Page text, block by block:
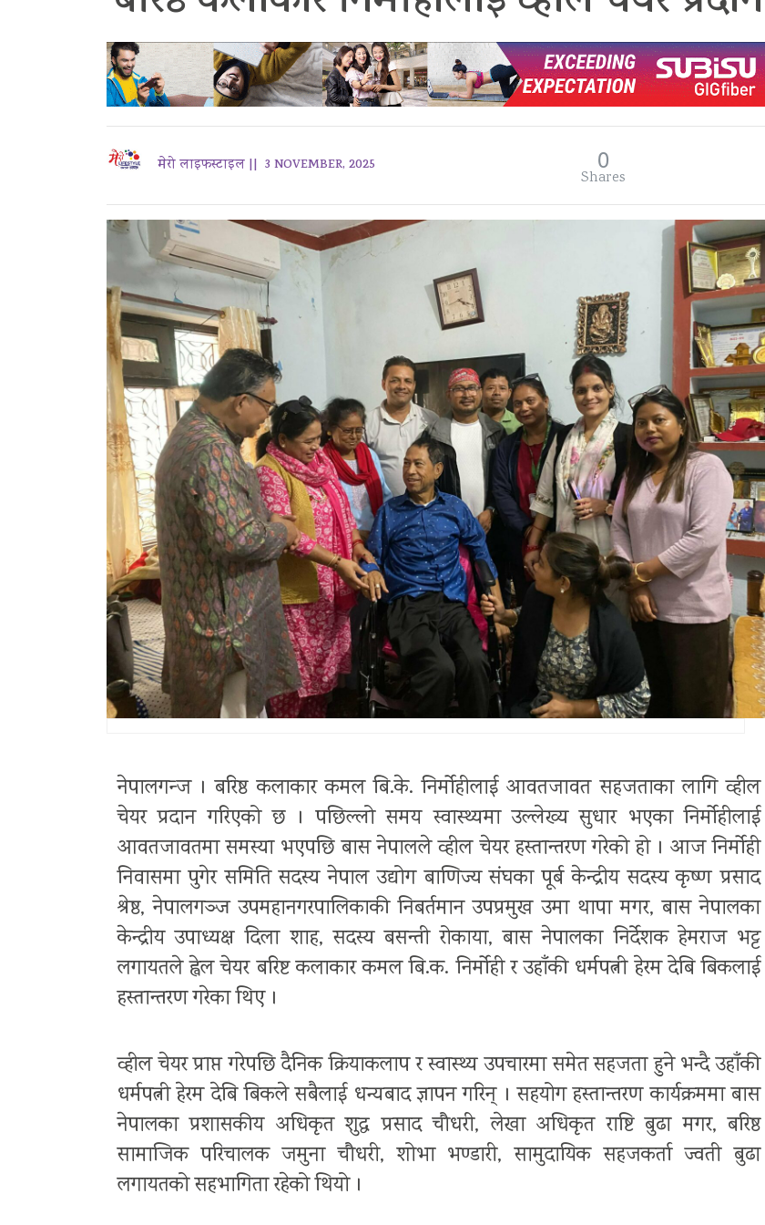
मेरो लाइफस्टाइल || 3 NOVEMBER, 2025 0
Shares
नेपालगन्ज । बरिष्ठ कलाकार कमल बि.के. निर्मोहीलाई आवतजावत सहजताका लागि व्हील
चेयर प्रदान गरिएको छ । पछिल्लो समय स्वास्थ्यमा उल्लेख्य सुधार भएका निर्मोहीलाई
आवतजावतमा समस्या भएपछि बास नेपालले व्हील चेयर हस्तान्तरण गरेको हो । आज निर्मोही
निवासमा पुगेर समिति सदस्य नेपाल उद्योग बाणिज्य संघका पूर्ब केन्द्रीय सदस्य कृष्ण प्रसाद
श्रेष्ठ, नेपालगञ्ज उपमहानगरपालिकाकी निबर्तमान उपप्रमुख उमा थापा मगर, बास नेपालका
केन्द्रीय उपाध्यक्ष दिला शाह, सदस्य बसन्ती रोकाया, बास नेपालका निर्देशक हेमराज भट्ट
लगायतले ह्वेल चेयर बरिष्ट कलाकार कमल बि.क. निर्मोही र उहाँकी धर्मपत्नी हेरम देबि बिकलाई
हस्तान्तरण गरेका थिए ।
व्हील चेयर प्राप्त गरेपछि दैनिक क्रियाकलाप र स्वास्थ्य उपचारमा समेत सहजता हुने भन्दै उहाँकी
धर्मपत्नी हेरम देबि बिकले सबैलाई धन्यबाद ज्ञापन गरिन् । सहयोग हस्तान्तरण कार्यक्रममा बास
नेपालका प्रशासकीय अधिकृत शुद्ध प्रसाद चौधरी, लेखा अधिकृत राष्टि बुढा मगर, बरिष्ठ
सामाजिक परिचालक जमुना चौधरी, शोभा भण्डारी, सामुदायिक सहजकर्ता ज्वती बुढा
लगायतको सहभागिता रहेको थियो ।